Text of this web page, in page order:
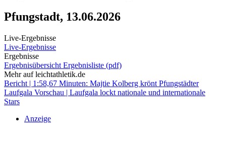
Pfungstadt, 13.06.2026
Live-Ergebnisse
Live-Ergebnisse
Ergebnisse
Ergebnisübersicht Ergebnisliste (pdf)
Mehr auf leichtathletik.de
Bericht | 1:58,67 Minuten: Majtie Kolberg krönt Pfungstädter
Laufgala Vorschau | Laufgala lockt nationale und internationale
Stars
Anzeige